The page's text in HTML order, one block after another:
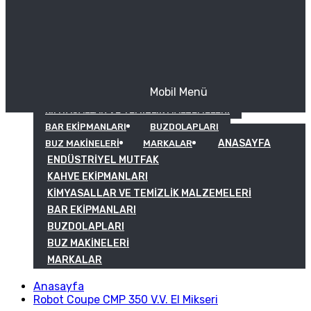
KIMYASALLAR VE TEMIZLIK MALZEMELERI
BAR EKIPMANLARI
BUZDOLAPLARI
BUZ MAKINELERI
MARKALAR
Mobil Menü
ANASAYFA
ENDÜSTRIYEL MUTFAK
KAHVE EKIPMANLARI
KIMYASALLAR VE TEMIZLIK MALZEMELERI
BAR EKIPMANLARI
BUZDOLAPLARI
BUZ MAKINELERI
MARKALAR
Anasayfa
Robot Coupe CMP 350 V.V. El Mikseri